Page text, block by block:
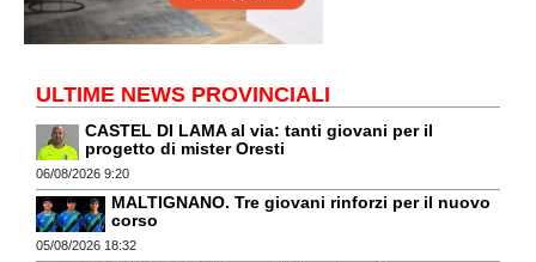
ULTIME NEWS PROVINCIALI
CASTEL DI LAMA al via: tanti giovani per il
progetto di mister Oresti
06/08/2026 9:20
MALTIGNANO. Tre giovani rinforzi per il nuovo
corso
05/08/2026 18:32